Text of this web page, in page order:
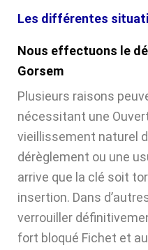
Les différentes
Nous effectuons le
Gorsem
Plusieurs raisons
nécessitant une
vieillissement naturel
dérèglement ou une
arrive que la clé soit
insertion. Dans
verrouiller
fort bloqué Fichet et